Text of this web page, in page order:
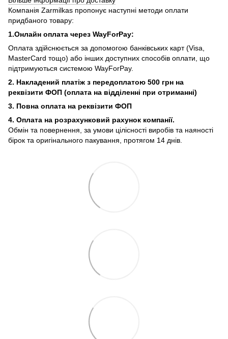
Компанія Zarmilkas пропонує наступні методи оплати
придбаного товару:
1.Онлайн оплата через WayForPay:
Оплата здійснюється за допомогою банківських карт (Visa,
MasterCard тощо) або інших доступних способів оплати, що
підтримуються системою WayForPay.
2. Накладений платіж з передоплатою 500 грн на
реквізити ФОП (оплата на відділенні при отриманні)
3. Повна оплата на реквізити ФОП
4. Оплата на розрахунковий рахунок компанії.
Обмін та повернення, за умови цілісності виробів та наяності
бірок та оригінального пакування, протягом 14 днів.